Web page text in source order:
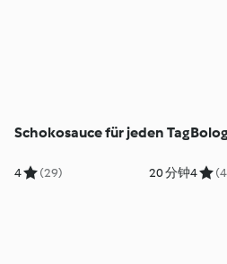
Schokosauce für jeden Tag
4 (29) 20 分钟4